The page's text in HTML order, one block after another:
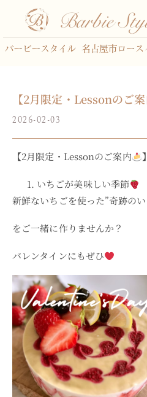
【2月限定・Lessonのご
2026-02-03
【2月限定・Lessonのご案内 】
いちごが美味しい季節
新鮮ないちごを使った”奇跡の
をご一緒に作りませんか？
バレンタインにもぜひ